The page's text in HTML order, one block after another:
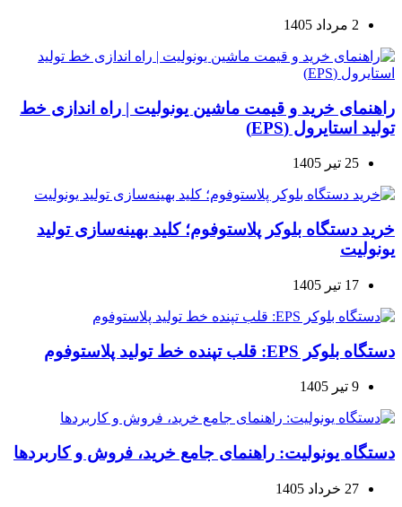
2 مرداد 1405
راهنمای خرید و قیمت ماشین یونولیت | راه اندازی خط
تولید استایرول (EPS)
25 تیر 1405
خرید دستگاه بلوکر پلاستوفوم؛ کلید بهینه‌سازی تولید
یونولیت
17 تیر 1405
دستگاه بلوکر EPS: قلب تپنده خط تولید پلاستوفوم
9 تیر 1405
دستگاه یونولیت: راهنمای جامع خرید، فروش و کاربردها
27 خرداد 1405